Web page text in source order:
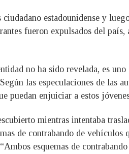
estadounidense y
fueron expulsados del país,
no ha sido revelada, es uno
las especulaciones de las
puedan enjuiciar a estos
mientras intentaba
de contrabando de
esquemas de